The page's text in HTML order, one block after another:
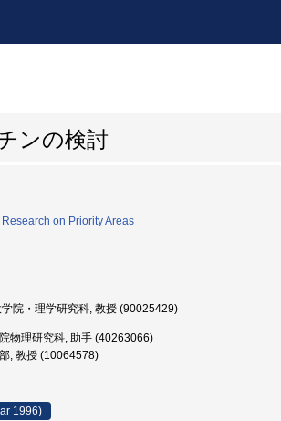
ンの検討
on Priority Areas
院・理学研究科, 教授 (90025429)
物理研究科, 助手 (40263066)
, 教授 (10064578)
1996)